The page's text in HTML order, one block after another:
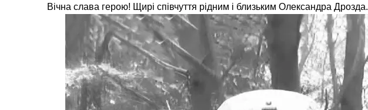
Вічна слава герою! Щирі співчуття рідним і близьким Олександра Дрозда.